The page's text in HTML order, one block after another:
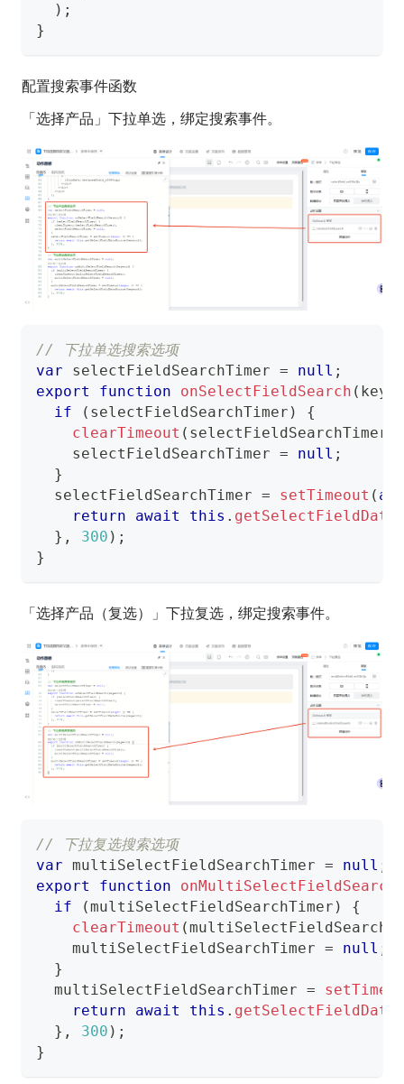
) ;
}
配置搜索事件函数
「选择产品」下拉单选，绑定搜索事件。
// 下拉单选搜索选项
var selectFieldSearchTimer = null ;
export
function onSelectFieldSearch (
if
( selectFieldSearchTimer )
{
clearTimeout ( selectFieldSearchTimer
    selectFieldSearchTimer
= null ;
}
  selectFieldSearchTimer
= setTimeout (
return
await this .
} , 300 ) ;
}
「选择产品（复选）」下拉复选，绑定搜索事件。
// 下拉复选搜索选项
var multiSelectFieldSearchTimer = null ;
export
function onMultiSelectFieldSearch
if
(multiSelectFieldSearchTimer )
{
clearTimeout (
    multiSelectFieldSearchTimer
= null ;
}
  multiSelectFieldSearchTimer
=
return
await this .
} , 300 ) ;
}